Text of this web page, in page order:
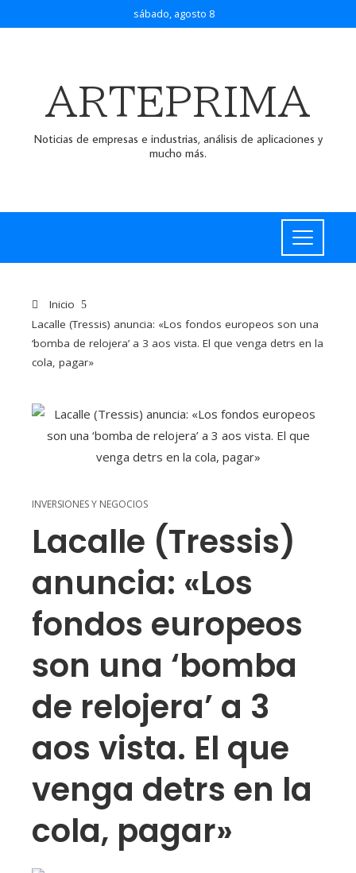
sábado, agosto 8
ARTEPRIMA
Noticias de empresas e industrias, análisis de aplicaciones y
mucho más.
Inicio
Lacalle (Tressis) anuncia: «Los fondos europeos son una
‘bomba de relojera’ a 3 aos vista. El que venga detrs en la
cola, pagar»
INVERSIONES Y NEGOCIOS
Lacalle (Tressis)
anuncia: «Los
fondos europeos
son una ‘bomba
de relojera’ a 3
aos vista. El que
venga detrs en la
cola, pagar»